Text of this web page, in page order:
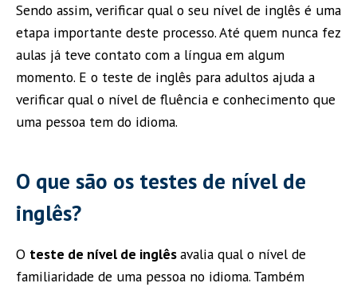
Sendo assim, verificar qual o seu nível de inglês é uma
etapa importante deste processo. Até quem nunca fez
aulas já teve contato com a língua em algum
momento. E o teste de inglês para adultos ajuda a
verificar qual o nível de fluência e conhecimento que
uma pessoa tem do idioma.
O que são os testes de nível de
inglês?
O teste de nível de inglêsavalia qual o nível de
familiaridade de uma pessoa no idioma. Também